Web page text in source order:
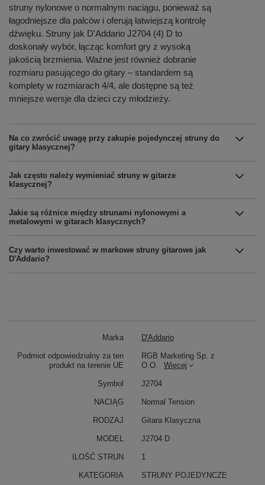
struny nylonowe o normalnym naciągu, ponieważ są
łagodniejsze dla palców i oferują łatwiejszą kontrolę
dźwięku. Struny jak D'Addario J2704 (4) D to
doskonały wybór, łącząc komfort gry z wysoką
jakością brzmienia. Ważne jest również dobranie
rozmiaru pasującego do gitary – standardem są
komplety w rozmiarach 4/4, ale dostępne są też
mniejsze wersje dla dzieci czy młodzieży.
Na co zwrócić uwagę przy zakupie pojedynczej struny do
gitary klasycznej?
Jak często należy wymieniać struny w gitarze
klasycznej?
Jakie są różnice między strunami nylonowymi a
metalowymi w gitarach klasycznych?
Czy warto inwestować w markowe struny gitarowe jak
D'Addario?
Marka D'Addario
Podmiot odpowiedzialny za ten
produkt na terenie UE
RGB Marketing Sp. z
O.O.
Więcej
Symbol J2704
NACIĄG Normal Tension
RODZAJ Gitara Klasyczna
MODEL J2704 D
ILOŚĆ STRUN 1
KATEGORIA STRUNY POJEDYNCZE